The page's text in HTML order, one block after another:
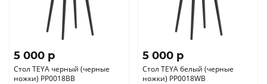
5 000 p
Стол TEYA черный (черные
ножки) PP0018BB
5 000 p
Стол TEYA белый (черные
ножки) PP0018WB